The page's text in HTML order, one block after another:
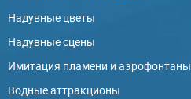
Надувные цветы
Надувные сцены
Имитация пламени и аэрофонтаны
Водные аттракционы